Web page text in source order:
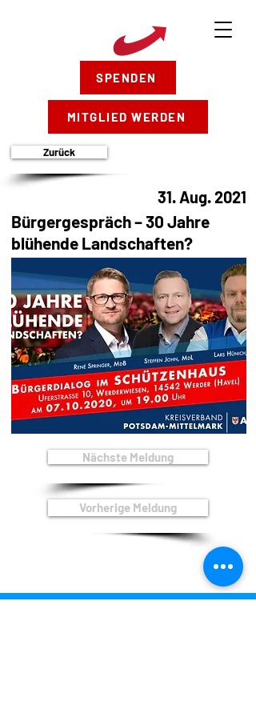
SPENDEN
MITGLIED WERDEN
Zurück
31. Aug. 2021
Bürgergespräch – 30 Jahre
blühende Landschaften?
Nächste Meldung
Vorherige Meldung